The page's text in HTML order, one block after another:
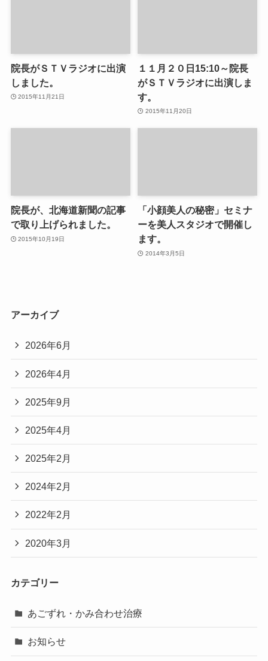
院長がＳＴＶラジオに出演
しました。
2015年11月21日
１１月２０日15:10～院長
がＳＴＶラジオに出演しま
す。
2015年11月20日
院長が、北海道新聞の記事
で取り上げられました。
2015年10月19日
「小顔美人の秘密」セミナ
ーを美人スタジオで開催し
ます。
2014年3月5日
アーカイブ
2026年6月
2026年4月
2025年9月
2025年4月
2025年2月
2024年2月
2022年2月
2020年3月
カテゴリー
あごずれ・かみ合わせ治療
お知らせ